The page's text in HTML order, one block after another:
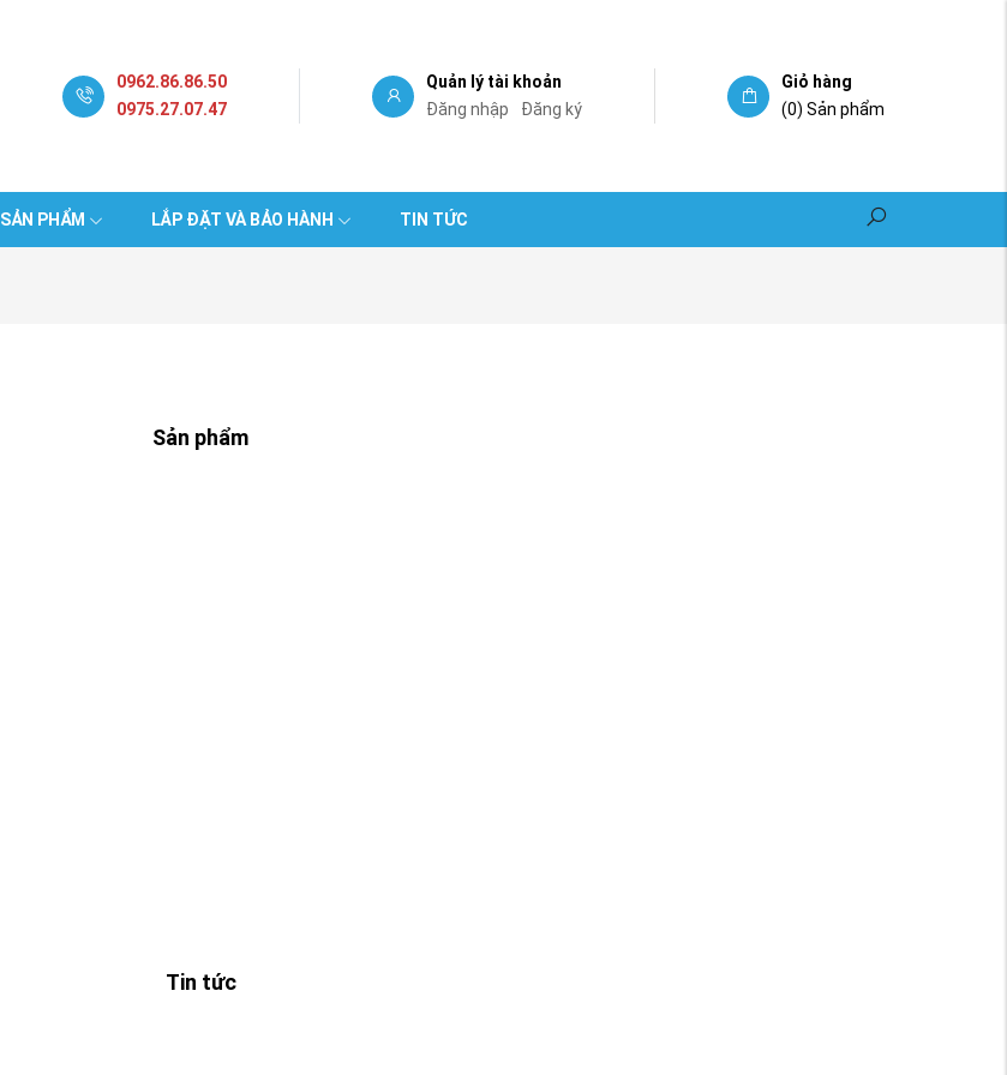
0962.86.86.50
0975.27.07.47
Quản lý tài khoản
Đăng nhập
Đăng ký
Giỏ hàng
(0) Sản phẩm
SẢN PHẨM LẮP ĐẶT VÀ BẢO HÀNH TIN TỨC
Sản phẩm
Tin tức